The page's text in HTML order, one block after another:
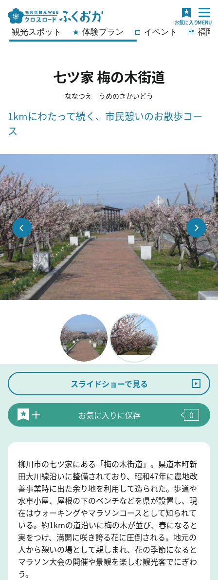
観光スポット 体験プラン イベント 福岡
七ツ家 梅の木街道
ななつえ うめのきかいどう
1kmにわたって続く、市民憩いのお散歩コー
ス
スライドショーで見る
お気に入りに保存 0
柳川市の七ツ家にある「梅の木街道」。県道本町新
田大川線沿いに整備されており、昭和47年に農地改
善事業時に出た余り地を利用して造られた。歩道や
水車小屋、屋根の下のベンチなどを県が設置し、現
在はウォーキングやマラソンコースとして知られて
いる。約1kmの道沿いに梅の木が並び、春になると
実をつけ、満開に咲き誇る花に圧倒される。地元の
人から憩いの場として親しまれ、花の季節になると
マラソン大会の開催や景観を楽しむ観光客でにぎわ
う。